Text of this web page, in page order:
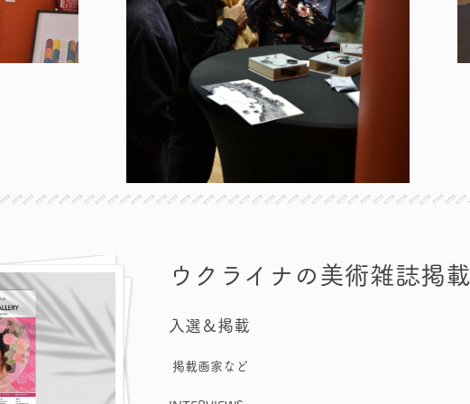
ウクライナの美術雑誌掲載
入選＆掲載
掲載画家など